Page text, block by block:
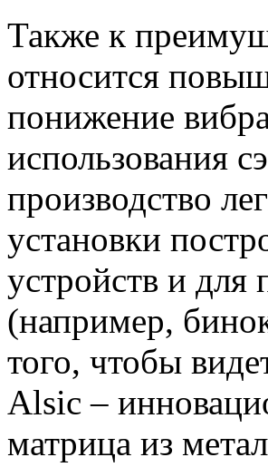
Также к
относится
понижение
использования
производство
установки
устройств и для
(например,
того, чтобы
Alsic –
матрица из